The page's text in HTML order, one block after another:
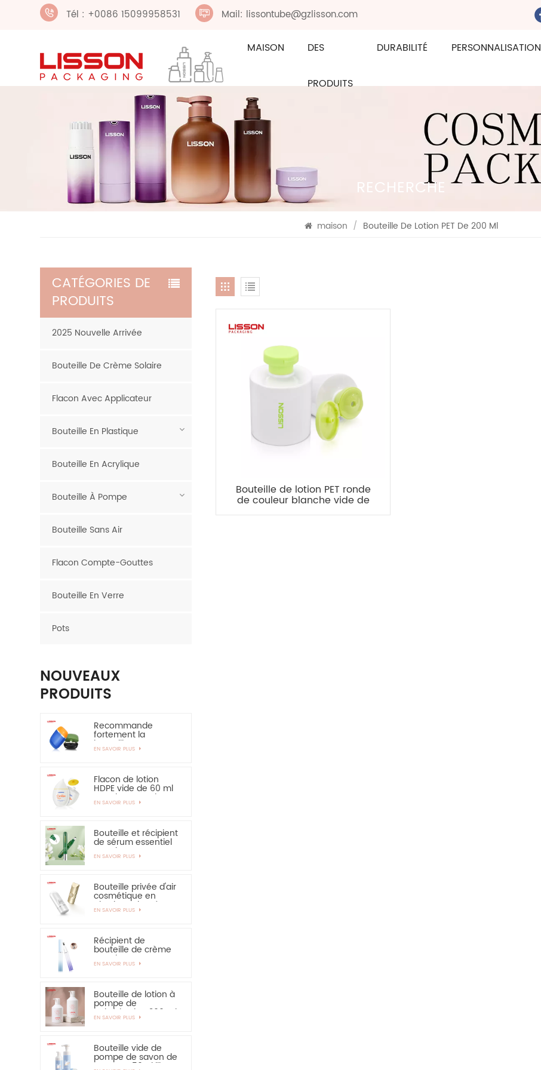
Tél : +0086 15099958531 Mail: lissontube@gzlisson.com
MAISON DES
PRODUITS
DURABILITÉ PERSONNALISATION
RECHERCHE
maison / Bouteille De Lotion PET De 200 Ml
Bouteille de lotion PET ronde
de couleur blanche vide de
200 ml avec capuchon
CATÉGORIES DE
PRODUITS
2025 Nouvelle Arrivée
Bouteille De Crème Solaire
Flacon Avec Applicateur
Bouteille En Plastique
Bouteille En Acrylique
Bouteille À Pompe
Bouteille Sans Air
Flacon Compte-Gouttes
Bouteille En Verre
Pots
NOUVEAUX
PRODUITS
Recommande
fortement la
bouteille en
plastique ovale de
50ml EVOH
EN SAVOIR PLUS
Flacon de lotion
HDPE vide de 60 ml
pour la protection
solaire - vivement
EN SAVOIR PLUS
Bouteille et récipient
de sérum essentiel
pour les yeux,
applicateur en
EN SAVOIR PLUS
Bouteille privée d'air
cosmétique en
plastique de crème
de main de
50ml
EN SAVOIR PLUS
Récipient de
bouteille de crème
pour les yeux PETG
de 15 ml avec
EN SAVOIR PLUS
Bouteille de lotion à
pompe de
pulvérisation 300 ml
350 ml pour
EN SAVOIR PLUS
Bouteille vide de
pompe de savon de
mousse 150ml libre